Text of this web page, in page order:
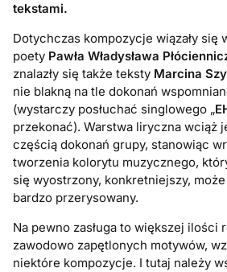
tekstami.
Dotychczas kompozycje wiązały się
poety Pawła Władysława
znalazły się także teksty Marcina
nie blakną na tle dokonań
(wystarczy posłuchać singlowego „
przekonać). Warstwa liryczna wciąż
częścią dokonań grupy, stanowiąc
tworzenia kolorytu muzycznego,
się wyostrzony, konkretniejszy,
bardzo przerysowany.
Na pewno zasługa to większej ilości
zawodowo zapętlonych motywów,
niektóre kompozycje. I tutaj należy